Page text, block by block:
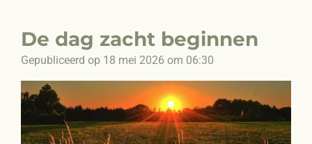
De dag zacht beginnen
Gepubliceerd op 18 mei 2026 om 06:30